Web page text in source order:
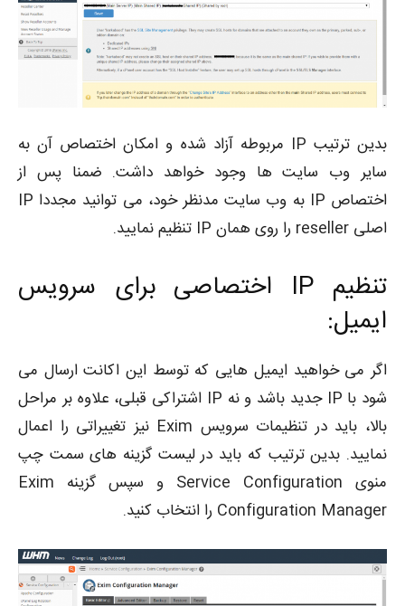
بدین ترتیب IP مربوطه آزاد شده و امکان اختصاص آن به
سایر وب سایت ها وجود خواهد داشت. ضمنا پس از
اختصاص IP به وب سایت مدنظر خود، می توانید مجددا IP
اصلی reseller را روی همان IP تنظیم نمایید.
تنظیم IP اختصاصی برای سرویس
ایمیل:
اگر می خواهید ایمیل هایی که توسط این اکانت ارسال می
شود با IP جدید باشد و نه IP اشتراکی قبلی، علاوه بر مراحل
بالا، باید در تنظیمات سرویس Exim نیز تغییراتی را اعمال
نمایید. بدین ترتیب که باید در لیست گزینه های سمت چپ
منوی Service Configuration و سپس گزینه Exim
Configuration Manager را انتخاب کنید.